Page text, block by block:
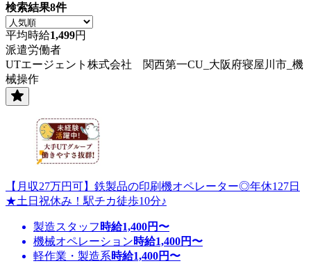
検索結果8件
平均時給1,499円
派遣労働者
UTエージェント株式会社 関西第一CU_大阪府寝屋川市_機
械操作
【月収27万円可】鉄製品の印刷機オペレーター◎年休127日
★土日祝休み！駅チカ徒歩10分♪
製造スタッフ 時給1,400円〜
機械オペレーション時給1,400円〜
軽作業・製造系時給1,400円〜